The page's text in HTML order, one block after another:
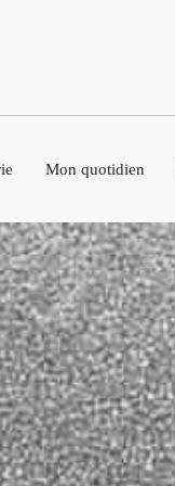
Mon quotidien